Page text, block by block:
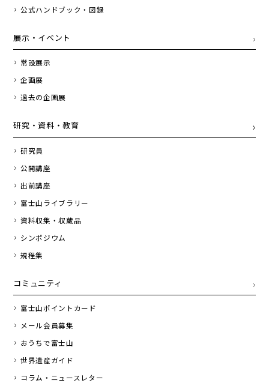
公式ハンドブック・図録
展示・イベント
常設展示
企画展
過去の企画展
研究・資料・教育
研究員
公開講座
出前講座
富士山ライブラリー
資料収集・収蔵品
シンポジウム
規程集
コミュニティ
富士山ポイントカード
メール会員募集
おうちで富士山
世界遺産ガイド
コラム・ニュースレター